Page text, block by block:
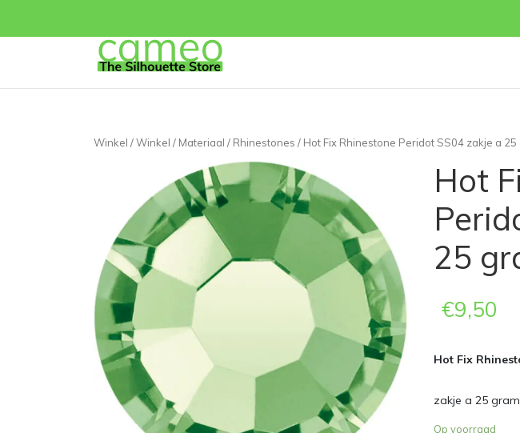
Winkel /Winkel / Materiaal / Rhinestones / Hot Fix Rhinestone Peridot SS04 zakje a 25
Hot
25
€9,50
Hot Fix
zakje a 25 gram
Op voorraad